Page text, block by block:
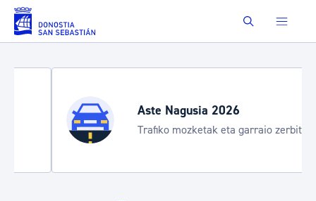
Eduki nagusira joan Buscar
Aste Nagusia 2026
Trafiko mozketak eta garraio zerbitzu
bereziak